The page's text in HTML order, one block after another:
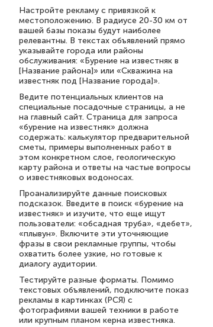
Настройте рекламу с привязкой к
местоположению. В радиусе 20-30 км от
вашей базы показы будут наиболее
релевантны. В текстах объявлений прямо
указывайте города или районы
обслуживания: «Бурение на известняк в
[Название района]» или «Скважина на
известняк под [Название города]».
Ведите потенциальных клиентов на
специальные посадочные страницы, а не
на главный сайт. Страница для запроса
«бурение на известняк» должна
содержать: калькулятор предварительной
сметы, примеры выполненных работ в
этом конкретном слое, геологическую
карту района и ответы на частые вопросы
о известняковых водоносах.
Проанализируйте данные поисковых
подсказок. Введите в поиск «бурение на
известняк» и изучите, что еще ищут
пользователи: «обсадная труба», «дебет»,
«плывун». Включите эти уточняющие
фразы в свои рекламные группы, чтобы
охватить более узкие, но готовые к
диалогу аудитории.
Тестируйте разные форматы. Помимо
текстовых объявлений, подключите показ
рекламы в картинках (РСЯ) с
фотографиями вашей техники в работе
или крупным планом керна известняка.